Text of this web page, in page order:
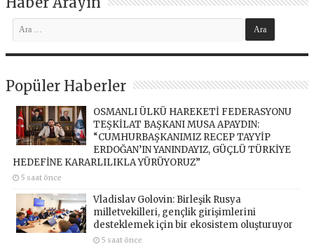
Popüler Haberler
OSMANLI ÜLKÜ HAREKETİ FEDERASYONU
TEŞKİLAT BAŞKANI MUSA APAYDIN:
“CUMHURBAŞKANIMIZ RECEP TAYYİP
ERDOĞAN’IN YANINDAYIZ, GÜÇLÜ TÜRKİYE
HEDEFİNE KARARLILIKLA YÜRÜYORUZ”
5 saat önce
Vladislav Golovin: Birleşik Rusya
milletvekilleri, gençlik girişimlerini
desteklemek için bir ekosistem oluşturuyor
5 saat önce